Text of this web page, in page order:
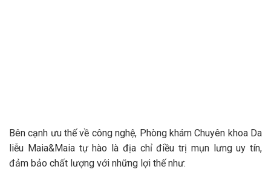
Bên cạnh ưu thế về công nghệ, Phòng khám Chuyên khoa Da
liễu Maia&Maia tự hào là địa chỉ điều trị mụn lưng uy tín,
đảm bảo chất lượng với những lợi thế như: